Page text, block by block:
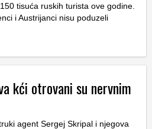
tisuća ruskih turista ove godine.
i Austrijanci nisu poduzeli
kći otrovani su nervnim
agent Sergej Skripal i njegova